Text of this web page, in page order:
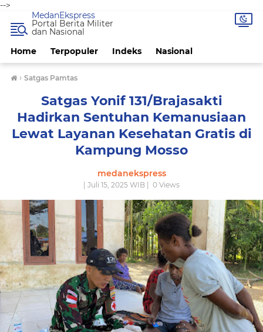
-->
Home Terpopuler Indeks Nasional
MedanEkspress
Portal Berita Militer
dan Nasional
› Satgas Pamtas
Satgas Yonif 131/Brajasakti
Hadirkan Sentuhan Kemanusiaan
Lewat Layanan Kesehatan Gratis di
Kampung Mosso
medanekspress
| Juli 15, 2025 WIB | 0 Views